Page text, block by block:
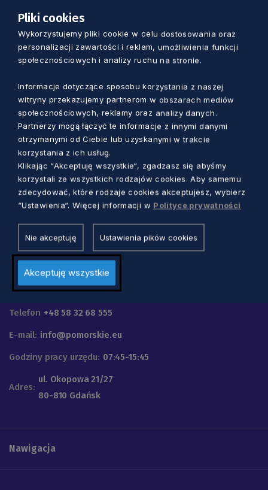
KULTURA
pojawi się nowe dzieło. Co przedstawia i
kto jest jego autorem?
Marcin Szumny
Urząd Marszałkowski
Województwa Pomorskiego
Telefon +48 58 32 68 555
E-mail: info@pomorskie.eu
Godziny pracy urzędu: 07:45-15:45
Adres:
ul. Okopowa 21/27
80-810 Gdańsk
Nawigacja
Pliki cookies
Wykorzystujemy pliki cookie w celu dostosowania oraz
personalizacji zawartości i reklam, umożliwienia funkcji
społecznościowych i analizy ruchu na stronie.
Informacje dotyczące sposobu korzystania z naszej
witryny przekazujemy partnerom w obszarach mediów
społecznościowych, reklamy oraz analizy danych.
Partnerzy mogą łączyć te informacje z innymi danymi
otrzymanymi od Ciebie lub uzyskanymi w trakcie
korzystania z ich usług.
Klikając “Akceptuję wszystkie“, zgadzasz się abyśmy
korzystali ze wszystkich rodzajów cookies. Aby samemu
zdecydować, które rodzaje cookies akceptujesz, wybierz
“Ustawienia“. Więcej informacji w Polityce prywatności
Nie akceptuję Ustawienia pików cookies
Akceptuję wszystkie